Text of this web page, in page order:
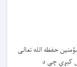
حفظه الله تعالی
کېږي چې د